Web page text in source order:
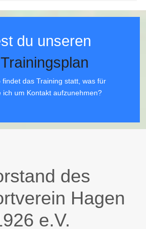
du unseren
Trainingsplan
findet das Training statt, was für
ich um Kontakt aufzunehmen?
des
Hagen
e.V.